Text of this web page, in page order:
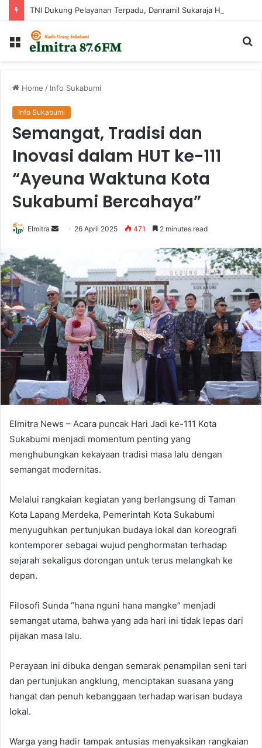
Menu
Home / Info Sukabumi
Info Sukabumi
Semangat, Tradisi dan
Inovasi dalam HUT ke-111
“Ayeuna Waktuna Kota
Sukabumi Bercahaya”
Elmitra
Send 26 April 2025 471 2 minutes read
Elmitra News – Acara puncak Hari Jadi ke-111 Kota
Sukabumi menjadi momentum penting yang
menghubungkan kekayaan tradisi masa lalu dengan
semangat modernitas.
Melalui rangkaian kegiatan yang berlangsung di Taman
Kota Lapang Merdeka, Pemerintah Kota Sukabumi
menyuguhkan pertunjukan budaya lokal dan koreografi
kontemporer sebagai wujud penghormatan terhadap
sejarah sekaligus dorongan untuk terus melangkah ke
depan.
Filosofi Sunda “hana nguni hana mangke” menjadi
semangat utama, bahwa yang ada hari ini tidak lepas dari
pijakan masa lalu.
Perayaan ini dibuka dengan semarak penampilan seni tari
dan pertunjukan angklung, menciptakan suasana yang
hangat dan penuh kebanggaan terhadap warisan budaya
lokal.
Warga yang hadir tampak antusias menyaksikan rangkaian